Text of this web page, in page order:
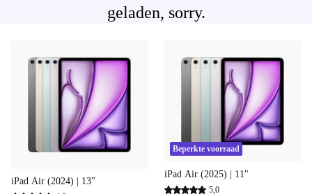
geladen, sorry.
iPad Air (2024) | 13"
Beperkte voorraad
iPad Air (2025) | 11"
5,0